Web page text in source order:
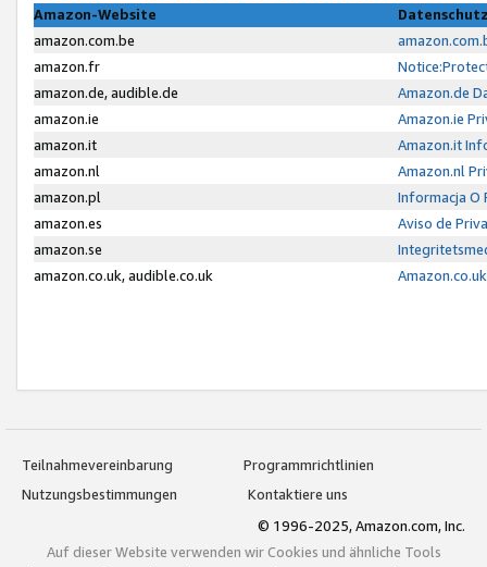
Amazon-Website
amazon.com.be
amazon.fr
amazon.de, audible.de
Amazon.de
amazon.ie
Amazon.ie
amazon.it
Amazon.it
amazon.nl
Amazon.nl
amazon.pl
Informacja O
amazon.es
Aviso de
amazon.se
amazon.co.uk, audible.co.uk
Teilnahmevereinbarung
Programmrichtlinien
Nutzungsbestimmungen
Kontaktiere uns
© 1996-2025, Amazon.com, Inc.
Auf dieser Website verwenden wir Cookies und ähnliche Tools